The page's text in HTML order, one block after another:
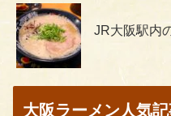
JR大阪駅内
大阪ラーメン人気